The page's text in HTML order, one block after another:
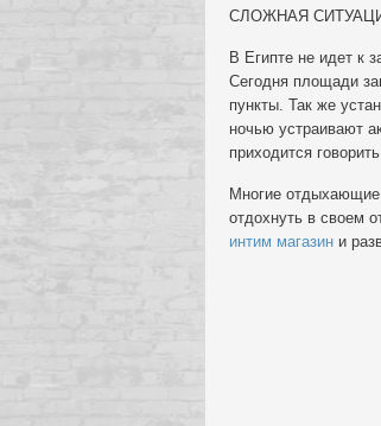
СЛОЖНАЯ
В Египте не идет к
Сегодня площади
пункты. Так же
ночью устраивают
приходится
Многие отдыхающие
отдохнуть в своем
интим магазин и